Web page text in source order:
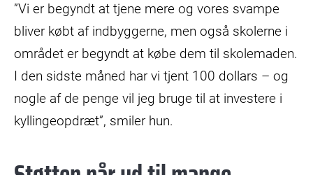
”Vi er begyndt at tjene mere og vores svampe
bliver købt af indbyggerne, men også skolerne i
området er begyndt at købe dem til skolemaden.
I den sidste måned har vi tjent 100 dollars – og
nogle af de penge vil jeg bruge til at investere i
kyllingeopdræt”, smiler hun.